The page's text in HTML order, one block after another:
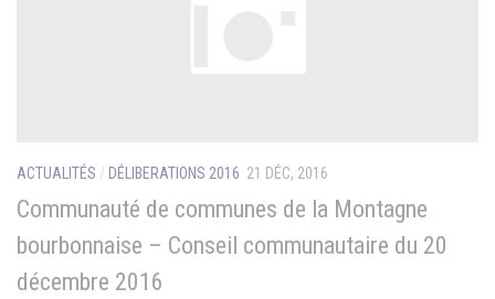
ACTUALITÉS / DÉLIBERATIONS 2016 21 DÉC, 2016
Communauté de communes de la Montagne
bourbonnaise – Conseil communautaire du 20
décembre 2016